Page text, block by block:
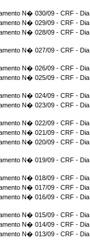
N� 030/09 - CRF -
N� 029/09 - CRF -
N� 028/09 - CRF -
N� 027/09 - CRF -
N� 026/09 - CRF -
N� 025/09 - CRF -
N� 024/09 - CRF -
N� 023/09 - CRF -
N� 022/09 - CRF -
N� 021/09 - CRF -
N� 020/09 - CRF -
N� 019/09 - CRF -
N� 018/09 - CRF -
N� 017/09 - CRF -
N� 016/09 - CRF -
N� 015/09 - CRF -
N� 014/09 - CRF -
N� 013/09 - CRF -